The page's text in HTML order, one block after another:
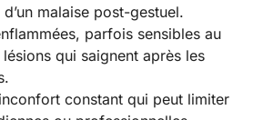
malaise post-gestuel.
parfois sensibles au
qui saignent après les
constant qui peut limiter